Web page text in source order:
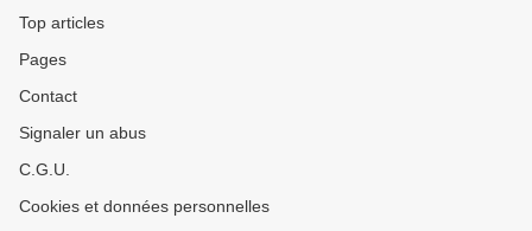
Top articles
Pages
Contact
Signaler un abus
C.G.U.
Cookies et données personnelles